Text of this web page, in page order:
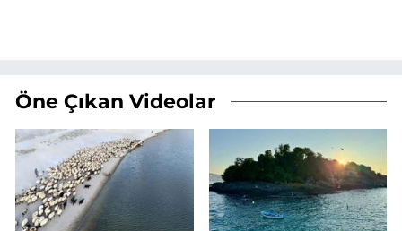
Öne Çıkan Videolar